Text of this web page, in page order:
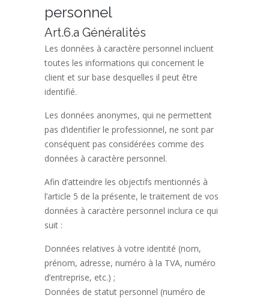
personnel
Art.6.a Généralités
Les données à caractère personnel incluent
toutes les informations qui concernent le
client et sur base desquelles il peut être
identifié.
Les données anonymes, qui ne permettent
pas d’identifier le professionnel, ne sont par
conséquent pas considérées comme des
données à caractère personnel.
Afin d’atteindre les objectifs mentionnés à
l’article 5 de la présente, le traitement de vos
données à caractère personnel inclura ce qui
suit :
Données relatives à votre identité (nom,
prénom, adresse, numéro à la TVA, numéro
d’entreprise, etc.) ;
Données de statut personnel (numéro de